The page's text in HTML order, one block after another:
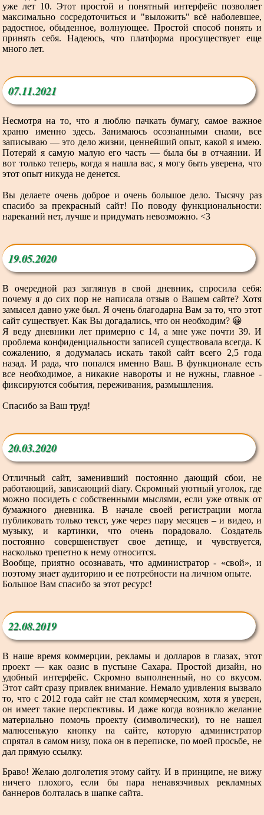
уже лет 10. Этот простой и понятный интерфейс позволяет
максимально сосредоточиться и "выложить" всё наболевшее,
радостное, обыденное, волнующее. Простой способ понять и
принять себя. Надеюсь, что платформа просуществует еще
много лет.
07.11.2021
Несмотря на то, что я люблю пачкать бумагу, самое важное
храню именно здесь. Занимаюсь осознанными снами, все
записываю — это дело жизни, ценнейший опыт, какой я имею.
Потеряй я самую малую его часть — была бы в отчаянии. И
вот только теперь, когда я нашла вас, я могу быть уверена, что
этот опыт никуда не денется.
Вы делаете очень доброе и очень большое дело. Тысячу раз
спасибо за прекрасный сайт! По поводу функциональности:
нареканий нет, лучше и придумать невозможно. <3
19.05.2020
В очередной раз заглянув в свой дневник, спросила себя:
почему я до сих пор не написала отзыв о Вашем сайте? Хотя
замысел давно уже был. Я очень благодарна Вам за то, что этот
сайт существует. Как Вы догадались, что он необходим? 😀
Я веду дневники лет примерно с 14, а мне уже почти 39. И
проблема конфиденциальности записей существовала всегда. К
сожалению, я додумалась искать такой сайт всего 2,5 года
назад. И рада, что попался именно Ваш. В функционале есть
все необходимое, а никакие навороты и не нужны, главное -
фиксируются события, переживания, размышления.
Спасибо за Ваш труд!
20.03.2020
Отличный сайт, заменивший постоянно дающий сбои, не
работающий, зависающий diary. Скромный уютный уголок, где
можно посидеть с собственными мыслями, если уже отвык от
бумажного дневника. В начале своей регистрации могла
публиковать только текст, уже через пару месяцев – и видео, и
музыку, и картинки, что очень порадовало. Создатель
постоянно совершенствует свое детище, и чувствуется,
насколько трепетно к нему относится.
Вообще, приятно осознавать, что администратор - «свой», и
поэтому знает аудиторию и ее потребности на личном опыте.
Большое Вам спасибо за этот ресурс!
22.08.2019
В наше время коммерции, рекламы и долларов в глазах, этот
проект — как оазис в пустыне Сахара. Простой дизайн, но
удобный интерфейс. Скромно выполненный, но со вкусом.
Этот сайт сразу привлек внимание. Немало удивления вызвало
то, что с 2012 года сайт не стал коммерческим, хотя я уверен,
он имеет такие перспективы. И даже когда возникло желание
материально помочь проекту (символически), то не нашел
малюсенькую кнопку на сайте, которую администратор
спрятал в самом низу, пока он в переписке, по моей просьбе, не
дал прямую ссылку.
Браво! Желаю долголетия этому сайту. И в принципе, не вижу
ничего плохого, если бы пара ненавязчивых рекламных
баннеров болталась в шапке сайта.